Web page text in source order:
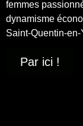
femmes
dynamisme
Saint-Quentin-en-
Par ici !